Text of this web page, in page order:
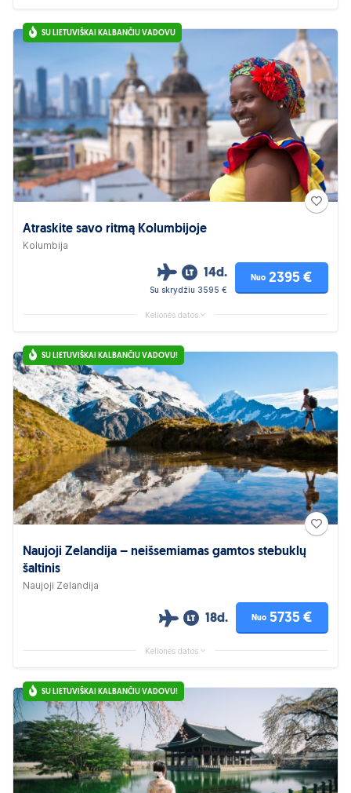
SU LIETUVIŠKAI KALBANČIU VADOVU
Atraskite savo ritmą Kolumbijoje
Kolumbija
14d.
Su skrydžiu 3595 €
Nuo 2395 €
Kelionės datos
SU LIETUVIŠKAI KALBANČIU VADOVU!
Naujoji Zelandija – neišsemiamas gamtos stebuklų
šaltinis
Naujoji Zelandija
18d. Nuo 5735 €
Kelionės datos
SU LIETUVIŠKAI KALBANČIU VADOVU!